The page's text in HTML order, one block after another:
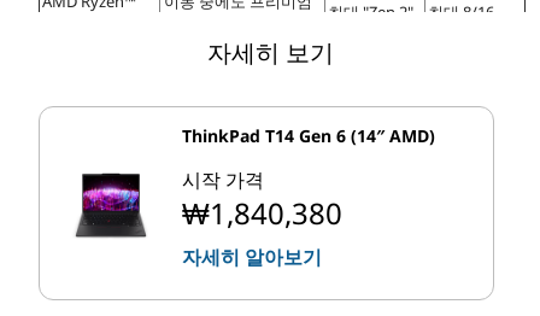
최대 "Zen 2"
최대 8/16
반응형 성능과 최신 기 "Zen"
AMD C-시리즈
크롬북을 위한 가속화
된 성능
수많은 옵션과 함께, AMD 모바일 프로세서가 업계 리더
인 이유를 쉽게 알 수 있습니다. 이제 가장 인기 있는 세 가
지 제품인 하이엔드 AMD Ryzen 6000 시리즈 및 5000 시
리즈 모바일 프로세서와 크롬북용 AMD C 시리즈 프로세
서에 대해 자세히 살펴보겠습니다.
자세히 보기
ThinkPad T14 Gen 6 (14″ AMD)
시작 가격
₩1,840,380
자세히 알아보기